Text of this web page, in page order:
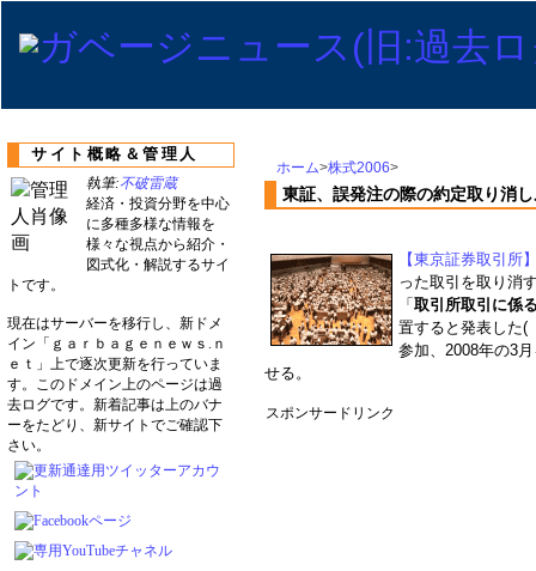
ホーム>株式2006>
東証、誤発注の際の約定取り消
【東京証券取引所
った取引を取り消
「 取引所取引に係
置すると発表した(
参加、2008年の3
せる。
スポンサードリンク
サイト概略＆管理人
執筆:不破雷蔵
経済・投資分野を中心
に多種多様な情報を
様々な視点から紹介・
図式化・解説するサイ
トです。
現在はサーバーを移行し、新ドメ
イン「ｇａｒｂａｇｅｎｅｗｓ.ｎ
ｅｔ」上で逐次更新を行っていま
す。このドメイン上のページは過
去ログです。新着記事は上のバナ
ーをたどり、新サイトでご確認下
さい。